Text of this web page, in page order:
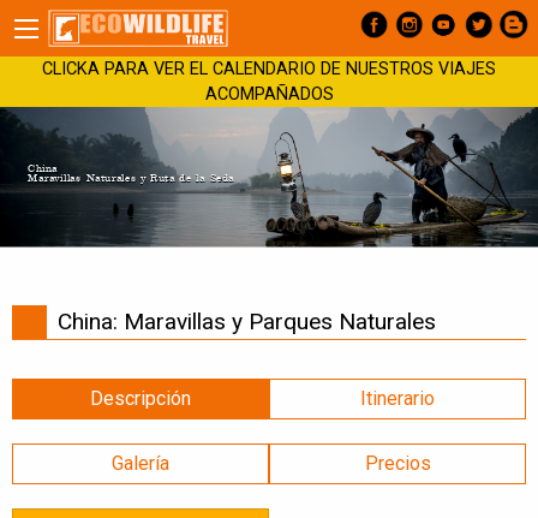
CLICKA PARA VER EL CALENDARIO DE NUESTROS VIAJES
ACOMPAÑADOS
China
Maravillas Naturales y Ruta de la Seda
China: Maravillas y Parques Naturales
Descripción Itinerario
Galería Precios